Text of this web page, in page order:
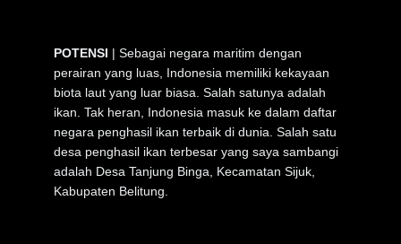
POTENSI | Sebagai negara maritim dengan
perairan yang luas, Indonesia memiliki kekayaan
biota laut yang luar biasa. Salah satunya adalah
ikan. Tak heran, Indonesia masuk ke dalam daftar
negara penghasil ikan terbaik di dunia. Salah satu
desa penghasil ikan terbesar yang saya sambangi
adalah Desa Tanjung Binga, Kecamatan Sijuk,
Kabupaten Belitung.